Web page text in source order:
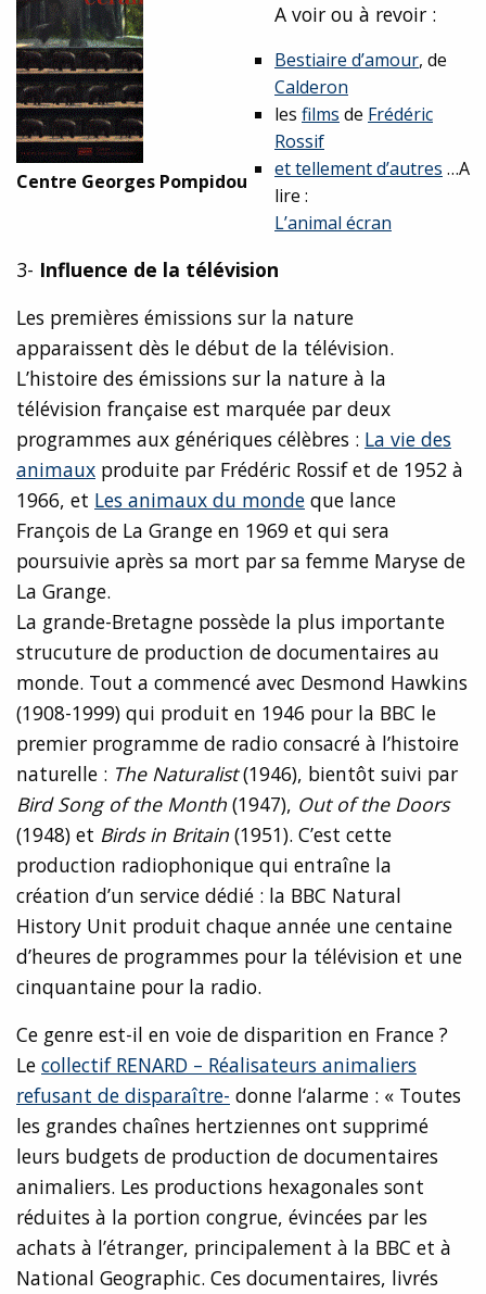
Centre Georges Pompidou
A voir ou à revoir :
Bestiaire d’amour, de
Calderon
les films de Frédéric
Rossif
et tellement d’autres …A
lire :
L’animal écran
3- Influence de la télévision
Les premières émissions sur la nature
apparaissent dès le début de la télévision.
L’histoire des émissions sur la nature à la
télévision française est marquée par deux
programmes aux génériques célèbres : La vie des
animaux produite par Frédéric Rossif et de 1952 à
1966, et Les animaux du monde que lance
François de La Grange en 1969 et qui sera
poursuivie après sa mort par sa femme Maryse de
La Grange.
La grande-Bretagne possède la plus importante
strucuture de production de documentaires au
monde. Tout a commencé avec Desmond Hawkins
(1908-1999) qui produit en 1946 pour la BBC le
premier programme de radio consacré à l’histoire
naturelle : The Naturalist(1946), bientôt suivi par
Bird Song of the Month (1947), Out of the Doors
(1948) et Birds in Britain (1951). C’est cette
production radiophonique qui entraîne la
création d’un service dédié : la BBC Natural
History Unit produit chaque année une centaine
d’heures de programmes pour la télévision et une
cinquantaine pour la radio.
Ce genre est-il en voie de disparition en France ?
Le collectif RENARD – Réalisateurs animaliers
refusant de disparaître- donne l‘alarme : « Toutes
les grandes chaînes hertziennes ont supprimé
leurs budgets de production de documentaires
animaliers. Les productions hexagonales sont
réduites à la portion congrue, évincées par les
achats à l’étranger, principalement à la BBC et à
National Geographic. Ces documentaires, livrés